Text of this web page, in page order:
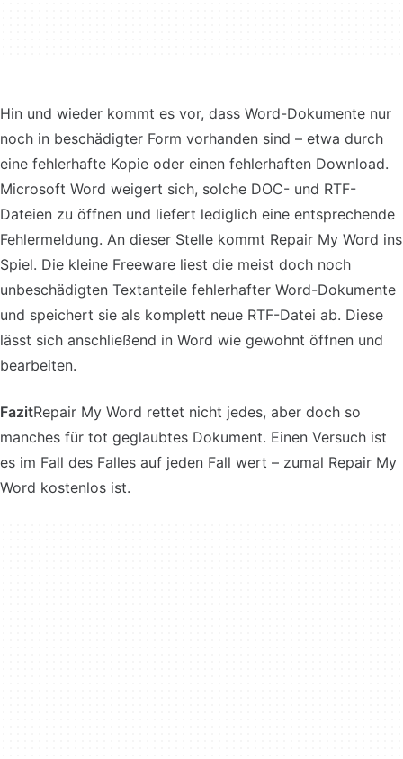
Hin und wieder kommt es vor, dass Word-Dokumente nur
noch in beschädigter Form vorhanden sind – etwa durch
eine fehlerhafte Kopie oder einen fehlerhaften Download.
Microsoft Word weigert sich, solche DOC- und RTF-
Dateien zu öffnen und liefert lediglich eine entsprechende
Fehlermeldung. An dieser Stelle kommt Repair My Word ins
Spiel. Die kleine Freeware liest die meist doch noch
unbeschädigten Textanteile fehlerhafter Word-Dokumente
und speichert sie als komplett neue RTF-Datei ab. Diese
lässt sich anschließend in Word wie gewohnt öffnen und
bearbeiten.
FazitRepair My Word rettet nicht jedes, aber doch so
manches für tot geglaubtes Dokument. Einen Versuch ist
es im Fall des Falles auf jeden Fall wert – zumal Repair My
Word kostenlos ist.